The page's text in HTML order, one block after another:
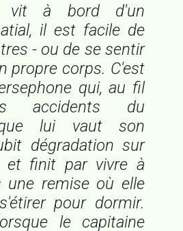
vit à bord d'un
il est facile de
- ou de se sentir
propre corps. C'est
qui, au fil
accidents du
lui vaut son
dégradation sur
et finit par vivre à
une remise où elle
pour dormir.
le capitaine